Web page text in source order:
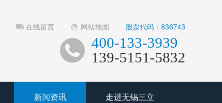
在线留言 网站地图 股票代码：836743
400-133-3939
139-5151-5832
新闻资讯 走进无锡三立